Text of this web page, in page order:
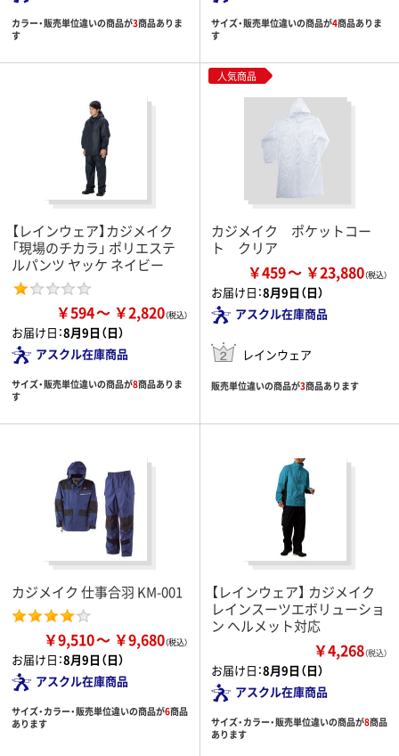
カラー・販売単位違いの商品が3商品ありま
す
サイズ・販売単位違いの商品が4商品ありま
す
【レインウェア】カジメイク
「現場のチカラ」 ポリエステ
ルパンツ ヤッケ ネイビー
￥594 ￥2,820
お届け日：8月9日（日）
アスクル在庫商品
サイズ・販売単位違いの商品が8商品ありま
す
人気商品
カジメイク ポケットコー
ト クリア
￥459 ￥23,880
お届け日：8月9日（日）
アスクル在庫商品
レインウェア
販売単位違いの商品が3商品あります
カジメイク 仕事合羽 KM-001
￥9,510 ￥9,680
お届け日：8月9日（日）
アスクル在庫商品
サイズ・カラー・販売単位違いの商品が6商品
あります
【レインウェア】 カジメイク
レインスーツエボリューショ
ン ヘルメット対応
￥4,268（税込）
お届け日：8月9日（日）
アスクル在庫商品
サイズ・カラー・販売単位違いの商品が8商品
あります